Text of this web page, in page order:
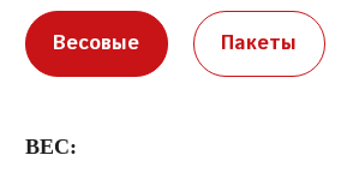
Весовые Пакеты
ВЕС: